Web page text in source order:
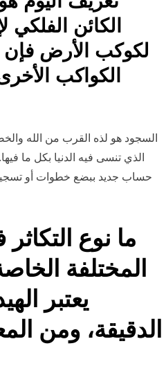
الكائن الفلكي
الكواكب
السجود هو لذه القرب من الله
الذي تنسى فيه الدنيا بكل ما
حساب جديد ببضع خطوات أو تسجيل
ما نوع
المختلفة
يعتبر
الدقيقة، ومن